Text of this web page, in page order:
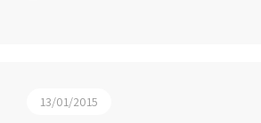
13/01/2015